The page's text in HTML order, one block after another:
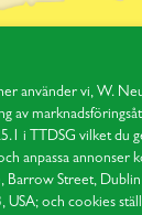
använder vi, W.
av
i TTDSG vilket du
anpassa
Street,
och cookies